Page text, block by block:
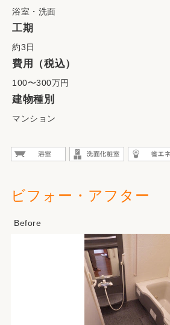
浴室・洗面
工期
約3日
費用（税込）
100〜300万円
建物種別
マンション
ビフォー・アフター